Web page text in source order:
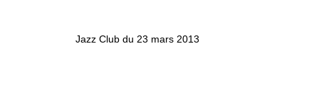
Jazz Club du 23 mars 2013